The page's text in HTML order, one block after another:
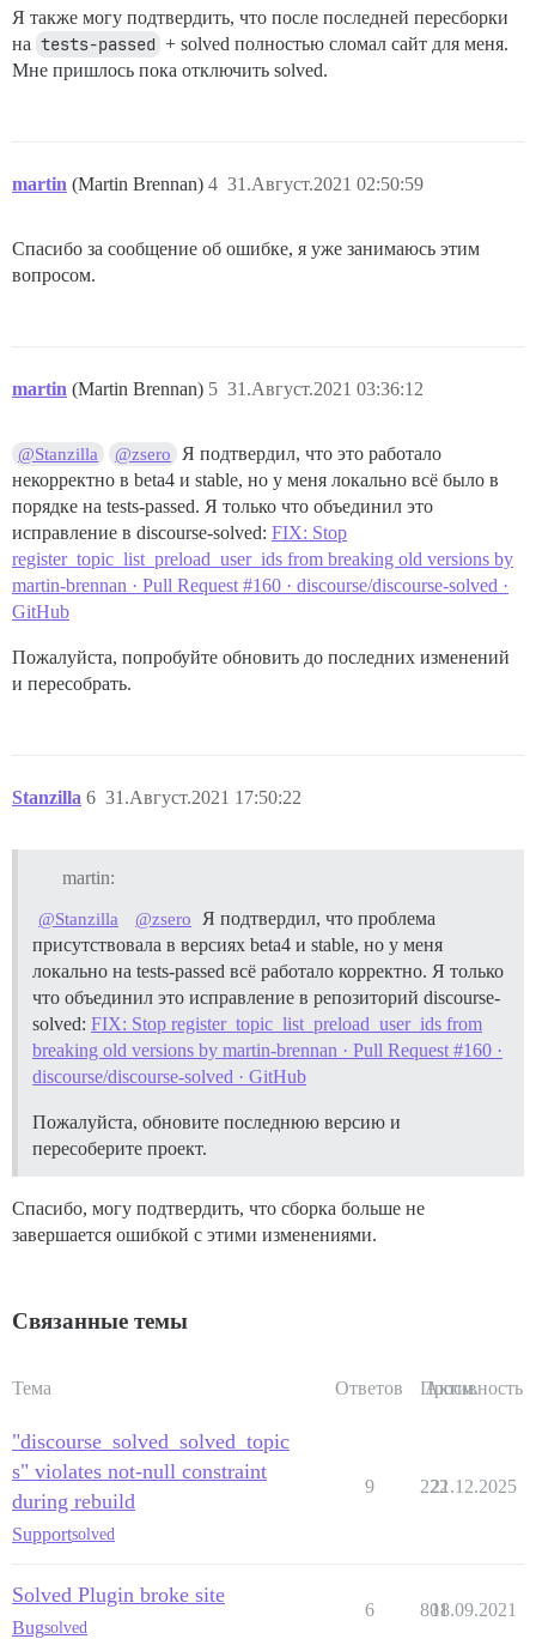
Я также могу подтвердить, что после последней пересборки
на tests-passed + solved полностью сломал сайт для меня.
Мне пришлось пока отключить solved.
martin (Martin Brennan) 31.Август.2021 02:50:59
4
Спасибо за сообщение об ошибке, я уже занимаюсь этим
вопросом.
martin (Martin Brennan) 31.Август.2021 03:36:12
5
@Stanzilla @zsero
Я подтвердил, что это работало
некорректно в beta4 и stable, но у меня локально всё было в
порядке на tests-passed. Я только что объединил это
исправление в discourse-solved: FIX: Stop
register_topic_list_preload_user_ids from breaking old versions by
martin-brennan · Pull Request #160 · discourse/discourse-solved ·
GitHub
Пожалуйста, попробуйте обновить до последних изменений
и пересобрать.
Stanzilla 31.Август.2021 17:50:22
6
martin:
@Stanzilla @zsero
Я подтвердил, что проблема
присутствовала в версиях beta4 и stable, но у меня
локально на tests-passed всё работало корректно. Я только
что объединил это исправление в репозиторий discourse-
solved: FIX: Stop register_topic_list_preload_user_ids from
breaking old versions by martin-brennan · Pull Request #160 ·
discourse/discourse-solved · GitHub
Пожалуйста, обновите последнюю версию и
пересоберите проект.
Спасибо, могу подтвердить, что сборка больше не
завершается ошибкой с этими изменениями.
Связанные темы
Тема Ответов Просм.
Активность
"discourse_solved_solved_topic
s" violates not-null constraint
during rebuild
Supportsolved
9 222
21.12.2025
Solved Plugin broke site
Bugsolved
6 801
18.09.2021